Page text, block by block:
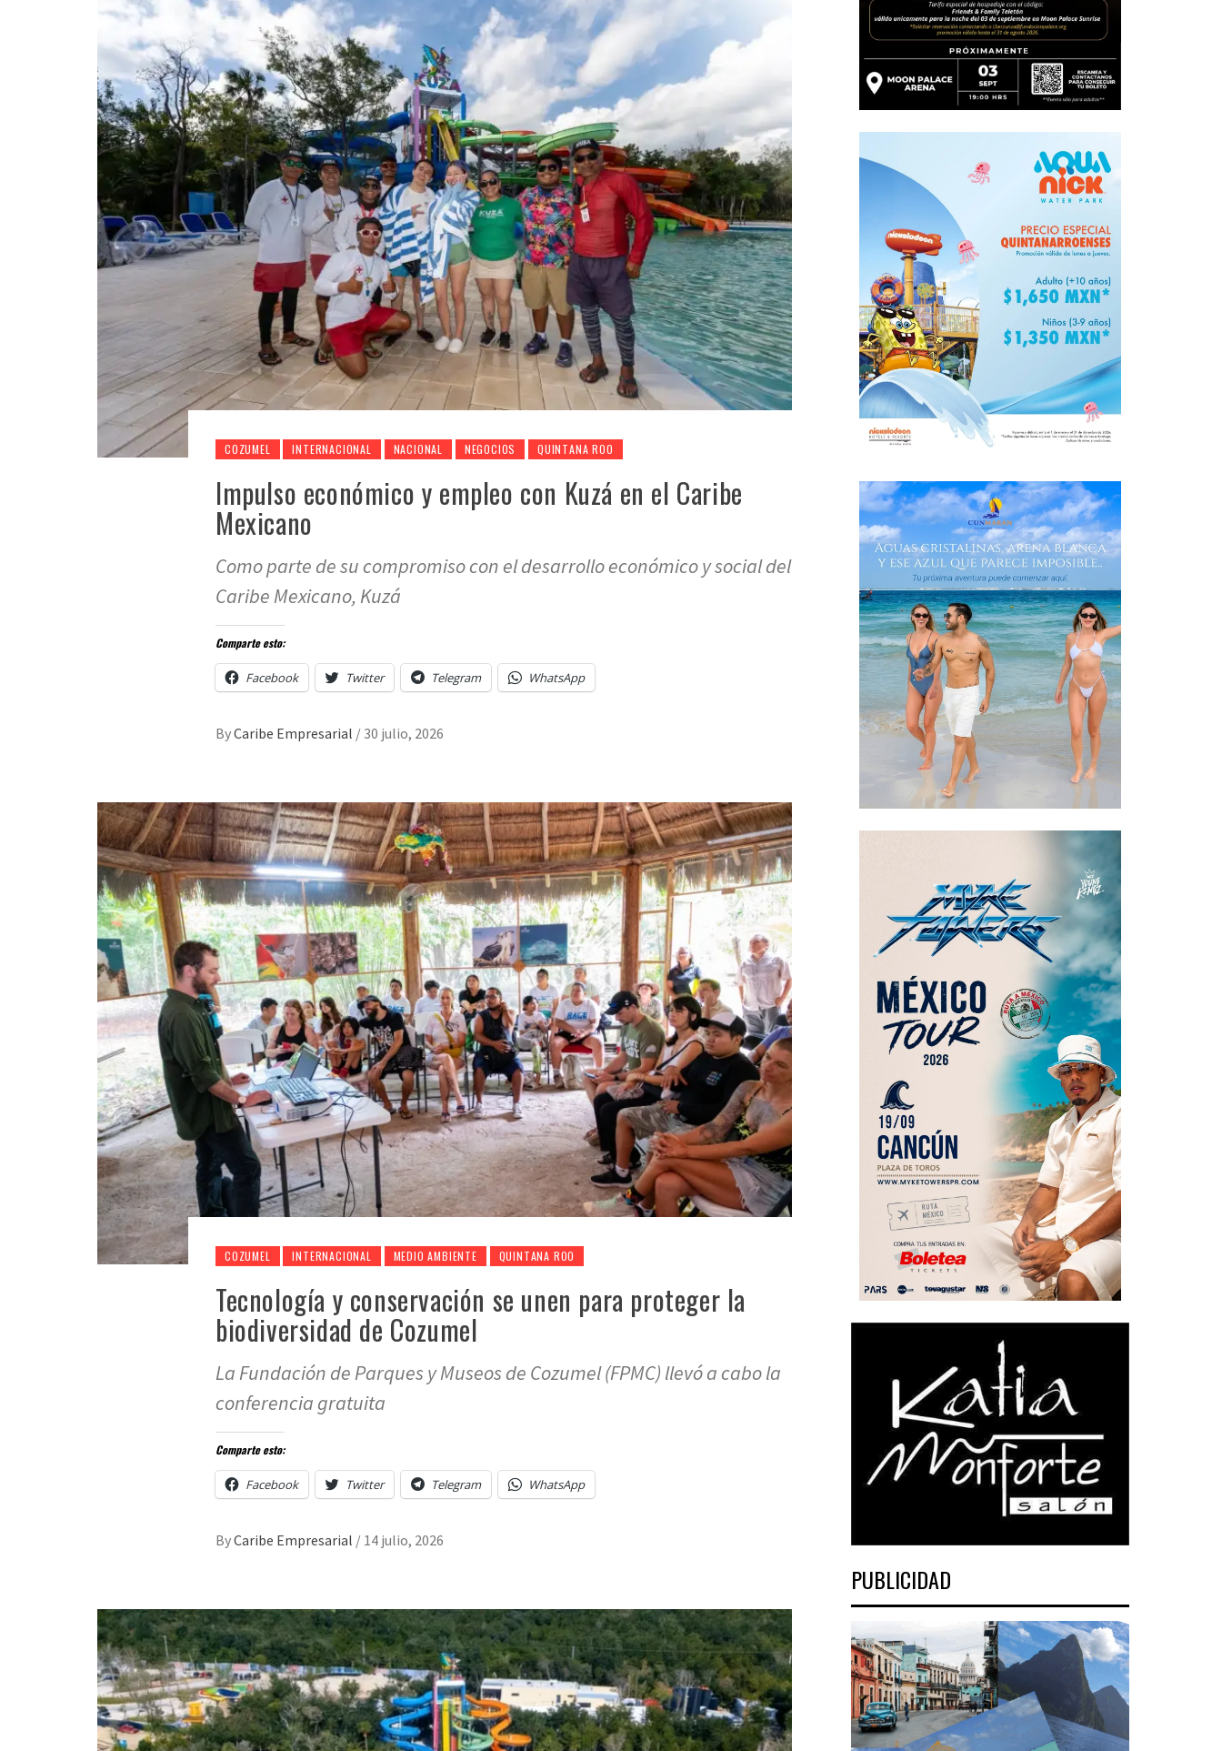
COZUMEL INTERNACIONAL NACIONAL NEGOCIOS QUINTANA ROO
Impulso económico y empleo con Kuzá en el Caribe
Mexicano
Como parte de su compromiso con el desarrollo económico y social del
Caribe Mexicano, Kuzá
Comparte esto:
Facebook Twitter Telegram WhatsApp
ByCaribe Empresarial / 30 julio, 2026
COZUMEL INTERNACIONAL MEDIO AMBIENTE QUINTANA ROO
Tecnología y conservación se unen para proteger la
biodiversidad de Cozumel
La Fundación de Parques y Museos de Cozumel (FPMC) llevó a cabo la
conferencia gratuita
Comparte esto:
Facebook Twitter Telegram WhatsApp
ByCaribe Empresarial / 14 julio, 2026
PUBLICIDAD